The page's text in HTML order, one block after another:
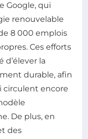
Google, qui
renouvelable
8 000 emplois
Ces efforts
d’élever la
durable, afin
circulent encore
De plus, en
des